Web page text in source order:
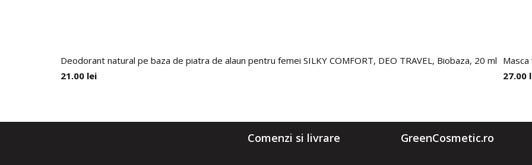
Deodorant natural pe baza de piatra de alaun pentru femei SILKY COMFORT, DEO TRAVEL, Biobaza, 20 ml
21.00 lei
27.00
Comenzi si livrare GreenCosmetic.ro